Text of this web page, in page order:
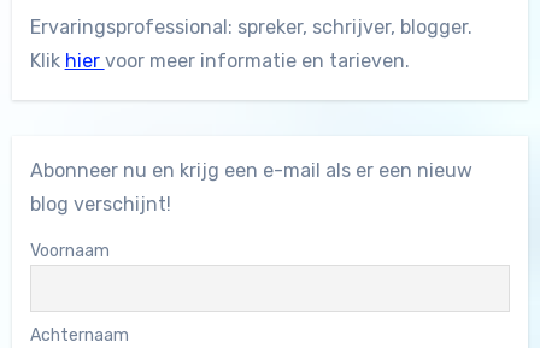
Ervaringsprofessional: spreker, schrijver, blogger.
Klik hier voor meer informatie en tarieven.
Abonneer nu en krijg een e-mail als er een nieuw
blog verschijnt!
Voornaam
Achternaam